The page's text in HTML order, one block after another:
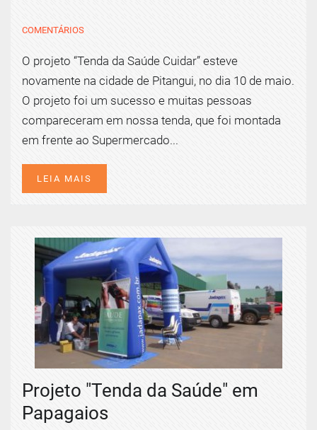
COMENTÁRIOS
O projeto “Tenda da Saúde Cuidar” esteve
novamente na cidade de Pitangui, no dia 10 de maio.
O projeto foi um sucesso e muitas pessoas
compareceram em nossa tenda, que foi montada
em frente ao Supermercado...
LEIA MAIS
Projeto "Tenda da Saúde" em
Papagaios